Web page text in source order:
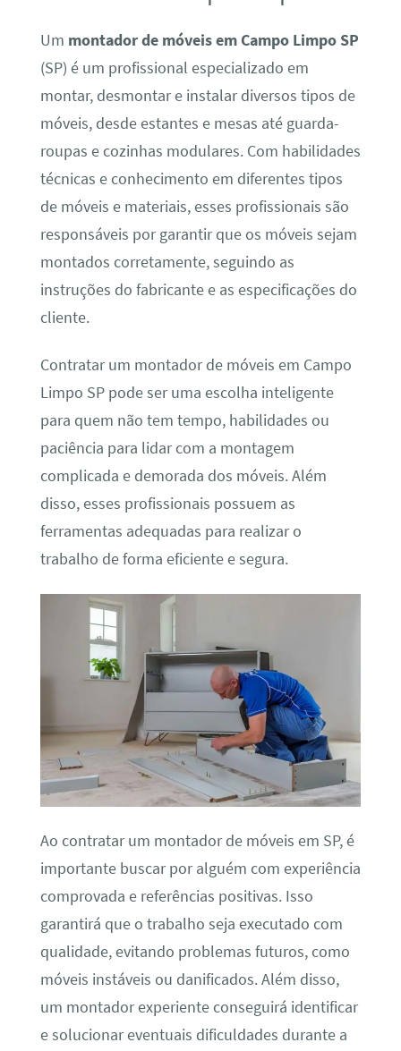
Um montador de móveis em Campo Limpo SP
(SP) é um profissional especializado em
montar, desmontar e instalar diversos tipos de
móveis, desde estantes e mesas até guarda-
roupas e cozinhas modulares. Com habilidades
técnicas e conhecimento em diferentes tipos
de móveis e materiais, esses profissionais são
responsáveis por garantir que os móveis sejam
montados corretamente, seguindo as
instruções do fabricante e as especificações do
cliente.
Contratar um montador de móveis em Campo
Limpo SP pode ser uma escolha inteligente
para quem não tem tempo, habilidades ou
paciência para lidar com a montagem
complicada e demorada dos móveis. Além
disso, esses profissionais possuem as
ferramentas adequadas para realizar o
trabalho de forma eficiente e segura.
Ao contratar um montador de móveis em SP, é
importante buscar por alguém com experiência
comprovada e referências positivas. Isso
garantirá que o trabalho seja executado com
qualidade, evitando problemas futuros, como
móveis instáveis ou danificados. Além disso,
um montador experiente conseguirá identificar
e solucionar eventuais dificuldades durante a